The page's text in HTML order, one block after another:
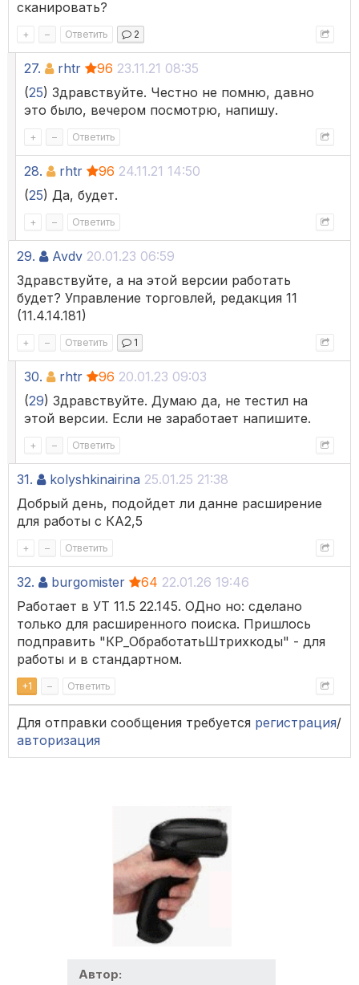
сканировать?
+ – Ответить 2
27. rhtr 96 23.11.21 08:35
(25) Здравствуйте. Честно не помню, давно
это было, вечером посмотрю, напишу.
+ – Ответить
28. rhtr 96 24.11.21 14:50
(25) Да, будет.
+ – Ответить
29. Avdv 20.01.23 06:59
Здравствуйте, а на этой версии работать
будет? Управление торговлей, редакция 11
(11.4.14.181)
+ – Ответить 1
30. rhtr 96 20.01.23 09:03
(29) Здравствуйте. Думаю да, не тестил на
этой версии. Если не заработает напишите.
+ – Ответить
31. kolyshkinairina 25.01.25 21:38
Добрый день, подойдет ли данне расширение
для работы с КА2,5
+ – Ответить
32. burgomister 64 22.01.26 19:46
Работает в УТ 11.5 22.145. ОДно но: сделано
только для расширенного поиска. Пришлось
подправить "КР_ОбработатьШтрихкоды" - для
работы и в стандартном.
+1 – Ответить
Для отправки сообщения требуется регистрация/
авторизация
Автор: